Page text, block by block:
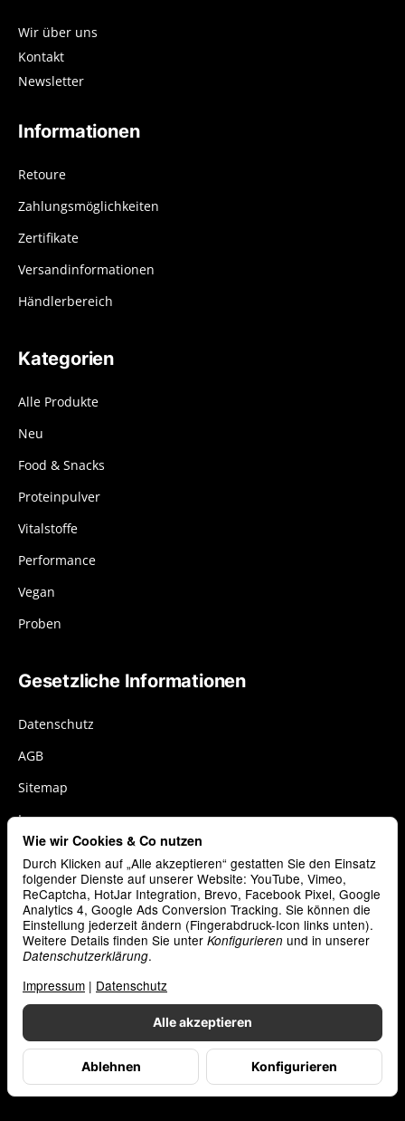
Wir über uns
Kontakt
Newsletter
Informationen
Retoure
Zahlungsmöglichkeiten
Zertifikate
Versandinformationen
Händlerbereich
Kategorien
Alle Produkte
Neu
Food & Snacks
Proteinpulver
Vitalstoffe
Performance
Vegan
Proben
Gesetzliche Informationen
Datenschutz
AGB
Sitemap
Impressum
Widerrufsrecht
Cookies
Vertrag widerrufen
Zahlungsarten
Alle Preise inkl. gesetzlicher USt., zzgl.Versand
© inlead.de
Alle akzeptieren
Ablehnen Konfigurieren
Wie wir Cookies & Co nutzen
Durch Klicken auf „Alle akzeptieren“ gestatten Sie den Einsatz
folgender Dienste auf unserer Website: YouTube, Vimeo,
ReCaptcha, HotJar Integration, Brevo, Facebook Pixel, Google
Analytics 4, Google Ads Conversion Tracking. Sie können die
Einstellung jederzeit ändern (Fingerabdruck-Icon links unten).
Weitere Details finden Sie unter Konfigurieren und in unserer
Datenschutzerklärung.
Impressum | Datenschutz